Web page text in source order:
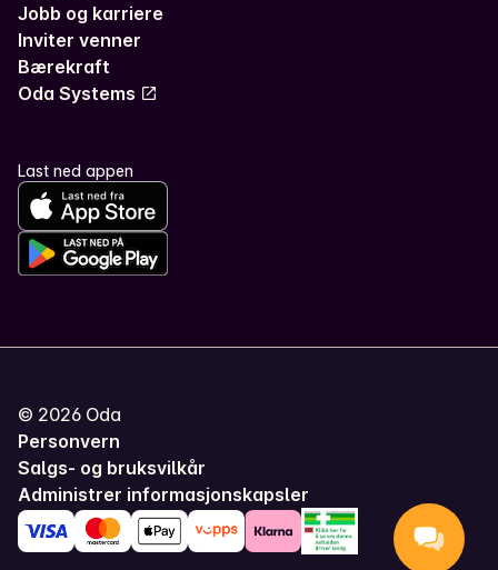
Jobb og karriere
Inviter venner
Bærekraft
Oda Systems
Last ned appen
© 2026 Oda
Personvern
Salgs- og bruksvilkår
Administrer informasjonskapsler